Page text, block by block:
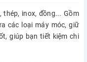
thép, inox, đồng... Gồm
các loại máy móc, giữ
giúp bạn tiết kiệm chi